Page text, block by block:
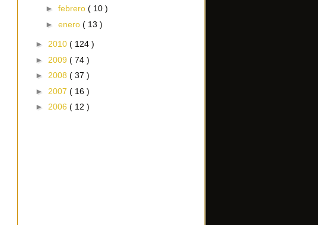
► febrero ( 10 )
► enero ( 13 )
► 2010 ( 124 )
► 2009 ( 74 )
► 2008 ( 37 )
► 2007 ( 16 )
► 2006 ( 12 )